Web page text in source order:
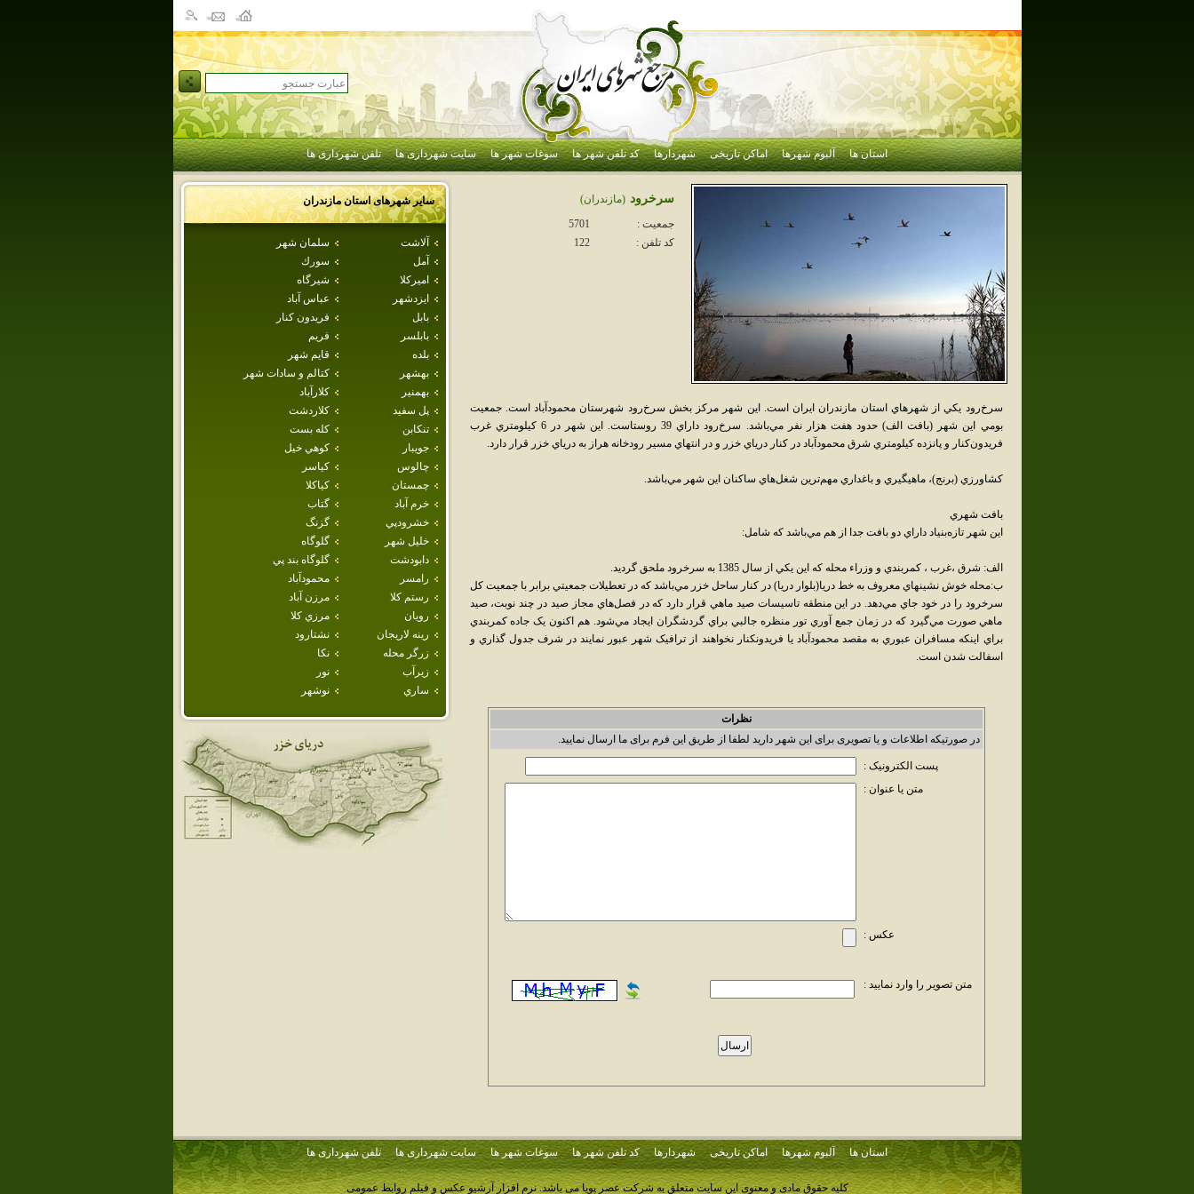
استان ها آلبوم شهرها اماکن تاریخی شهردارها کد تلفن شهر ها سوغات شهر ها سایت شهرداری ها تلفن شهرداری ها
سایر شهرهای استانمازندران
آلاشت
سلمان شهر
آمل
سورك
اميركلا
شيرگاه
ايزدشهر
عباس آباد
بابل
فريدون كنار
بابلسر
فريم
بلده
قايم شهر
بهشهر
كتالم و سادات شهر
بهمنير
كلارآباد
پل سفيد
كلاردشت
تنكابن
كله بست
جويبار
كوهي خيل
چالوس
كياسر
چمستان
كياكلا
خرم آباد
گتاب
خشرودپي
گزنگ
خليل شهر
گلوگاه
دابودشت
گلوگاه بند پي
رامسر
محمودآباد
رستم كلا
مرزن آباد
رويان
مرزي كلا
رينه لاريجان
نشتارود
زرگر محله
نكا
زيرآب
نور
ساري
نوشهر
سرخرود (مازندران)
جمعیت :
5701
کد تلفن :
122
سرخ‌رود يکي از شهرهاي استان مازندران ايران است. اين شهر مرکز بخش سرخ‌رود شهرستان محمودآباد است. جمعيت
بومي اين شهر (بافت الف) حدود هفت هزار نفر مي‌باشد. سرخ‌رود داراي 39 روستاست. اين شهر در 6 کيلومتري غرب
فريدون‌کنار و پانزده کيلومتري شرق محمودآباد در کنار درياي خزر و در انتهاي مسير رودخانه هراز به درياي خزر قرار دارد.
کشاورزي (برنج)، ماهيگيري و باغداري مهم‌ترين شغل‌هاي ساکنان اين شهر مي‌باشد.
بافت شهري
اين شهر تازه‌بنياد داراي دو بافت جدا از هم مي‌باشد که شامل:
الف: شرق ،غرب ، کمربندي و وزراء محله که اين يکي از سال 1385 به سرخرود ملحق گرديد.
ب:محله خوش نشينهاي معروف به خط دريا(بلوار دريا) در کنار ساحل خزر مي‌باشد که در تعطيلات جمعيتي برابر با جمعيت کل
سرخرود را در خود جاي مي‌دهد. در اين منطقه تاسيسات صيد ماهي قرار دارد که در فصل‌هاي مجاز صيد در چند نوبت، صيد
ماهي صورت مي‌گيرد که در زمان جمع آوري تور منظره جالبي براي گردشگران ايجاد مي‌شود. هم اکنون يک جاده کمربندي
براي اينکه مسافران عبوري به مقصد محمودآباد يا فريدونکنار نخواهند از ترافيک شهر عبور نمايند در شرف جدول گذاري و
اسفالت شدن است.
نظرات
در صورتیکه اطلاعات و یا تصویری برای این شهر دارید لطفا از طریق این فرم برای ما ارسال نمایید.
پست الکترونیک :
متن یا عنوان :
عکس :
متن تصویر را وارد نمایید :
استان ها آلبوم شهرها اماکن تاریخی شهردارها کد تلفن شهر ها سوغات شهر ها سایت شهرداری ها تلفن شهرداری ها
کلیه حقوق مادی و معنوی این سایت متعلق به شرکت عصر پویا می باشد.نرم افزار آرشیو عکس و فیلم روابط عمومی